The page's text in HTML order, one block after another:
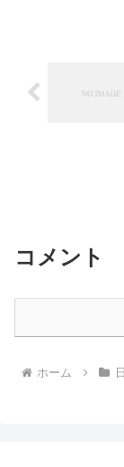
コメント
ホーム